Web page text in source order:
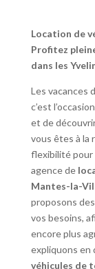
Location de
Profitez
dans les
Les vacances
c’est
et de
vous êtes à la
flexibilité pour
agence de
Mantes-la-
proposons
vos besoins,
encore plus
expliquons en
véhicules de